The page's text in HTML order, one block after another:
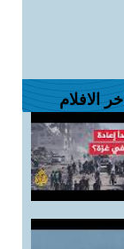
اخر الافلام